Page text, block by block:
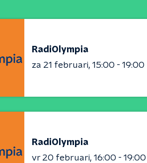
RadiOlympia
za 21 februari 15:00 - 19:00
RadiOlympia
vr 20 februari 16:00 - 19:00